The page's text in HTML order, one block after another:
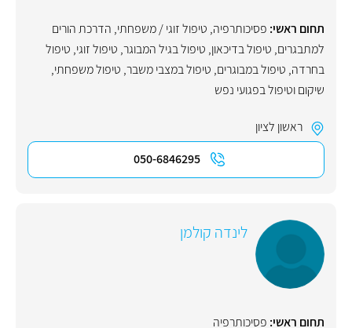
תחום ראשי: פסיכותרפיה, טיפול זוגי / משפחתי, הדרכת הורים
למתבגרים, טיפול בדיכאון, טיפול בגיל המבוגר, טיפול זוגי, טיפול
בחרדה, טיפול במבוגרים, טיפול במצבי משבר, טיפול משפחתי,
שיקום וטיפול בפגועי נפש
ראשון לציון
050-6846295
לינדה קולמן
תחום ראשי: פסיכותרפיה